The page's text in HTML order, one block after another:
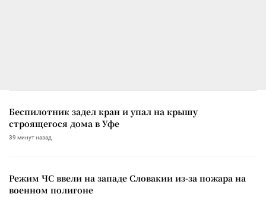
Беспилотник задел кран и упал на крышу
строящегося дома в Уфе
39 минут назад
Режим ЧС ввели на западе Словакии из-за пожара на
военном полигоне